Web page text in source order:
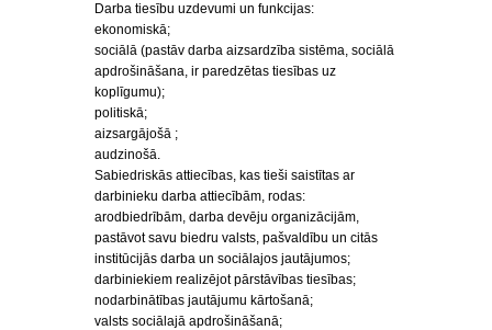
Darba tiesību uzdevumi un funkcijas:
ekonomiskā;
sociālā (pastāv darba aizsardzība sistēma, sociālā
apdrošināšana, ir paredzētas tiesības uz
koplīgumu);
politiskā;
aizsargājošā ;
audzinošā.
Sabiedriskās attiecības, kas tieši saistītas ar
darbinieku darba attiecībām, rodas:
arodbiedrībām, darba devēju organizācijām,
pastāvot savu biedru valsts, pašvaldību un citās
institūcijās darba un sociālajos jautājumos;
darbiniekiem realizējot pārstāvības tiesības;
nodarbinātības jautājumu kārtošanā;
valsts sociālajā apdrošināšanā;